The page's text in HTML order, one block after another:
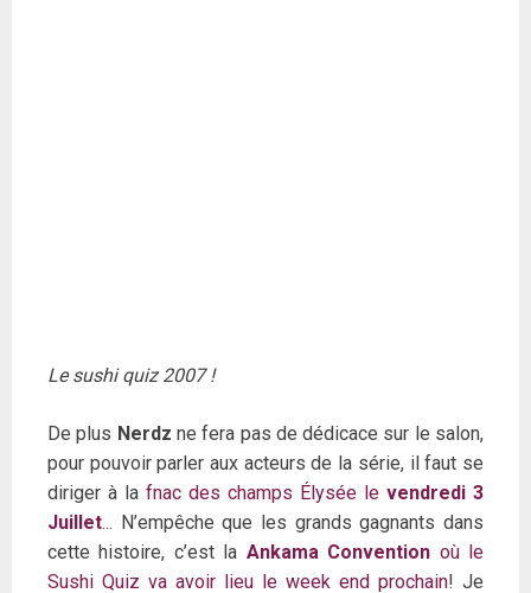
Le sushi quiz 2007 !
De plus Nerdz ne fera pas de dédicace sur le salon,
pour pouvoir parler aux acteurs de la série, il faut se
diriger à la fnac des champs Élysée le vendredi 3
Juillet... N’empêche que les grands gagnants dans
cette histoire, c’est la Ankama Convention où le
Sushi Quiz va avoir lieu le week end prochain! Je